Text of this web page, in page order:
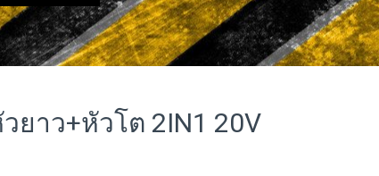
ยาว+หัวโต 2IN1 20V